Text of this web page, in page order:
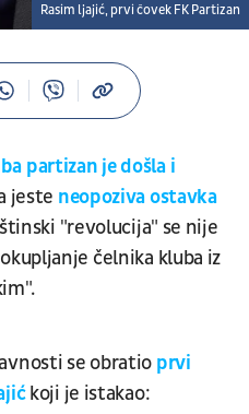
Rasim ljajić, prvi čovek FK Partizan
partizan je došla i
jeste neopoziva ostavka
"revolucija" se nije
čelnika kluba iz
se obratio prvi
koji je istakao: